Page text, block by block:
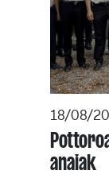
18/08/
anaiak